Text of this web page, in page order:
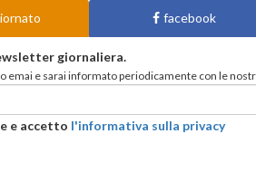
facebook
giornaliera.
emai e sarai informato periodicamente con le
e accetto l'informativa sulla privacy